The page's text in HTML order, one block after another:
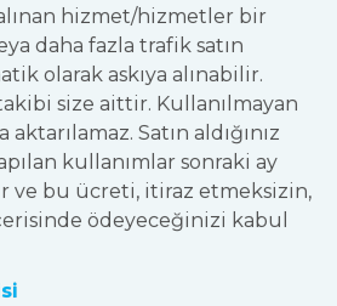
hizmet/hizmetler bir
daha fazla trafik satın
olarak askıya alınabilir.
size aittir. Kullanılmayan
Satın aldığınız
kullanımlar sonraki ay
ve bu ücreti, itiraz etmeksizin,
ödeyeceğinizi kabul